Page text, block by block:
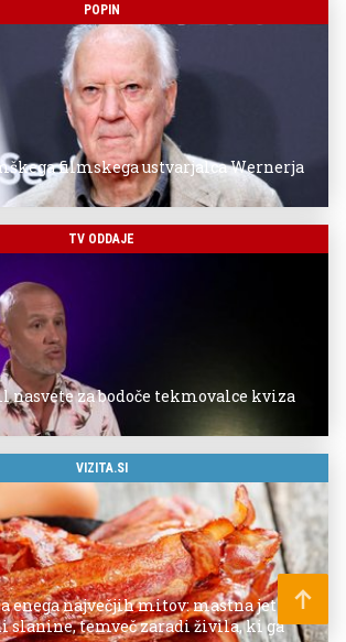
POPIN
filmskega ustvarjalca Wernerja
TV ODDAJE
nasvete za bodoče tekmovalce kviza
VIZITA.SI
enega največjih mitov: mastna jetra ne
slanine, temveč zaradi živila, ki ga